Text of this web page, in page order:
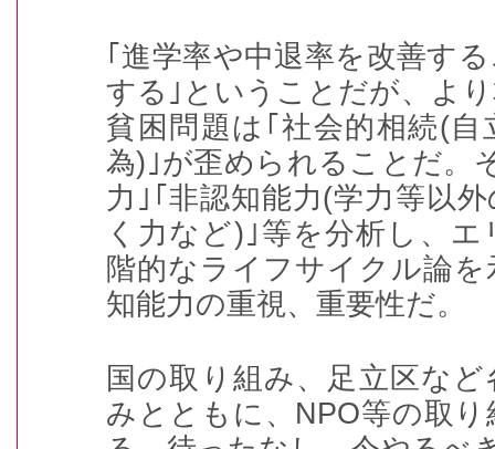
｢進学率や中退率を改善す
する｣ということだが、よ
貧困問題は｢社会的相続(
為)｣が歪められることだ。
力｣｢非認知能力(学力等以
く力など)｣等を分析し、
階的なライフサイクル論
知能力の重視、重要性だ。
国の取り組み、足立区な
みとともに、NPO等の取